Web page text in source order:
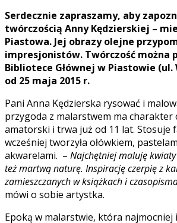
Serdecznie zapraszamy, aby
twórczością Anny Kędzierskiej –
Piastowa. Jej obrazy olejne
impresjonistów. Twórczość można
Bibliotece Głównej w Piastowie (ul.
od 25 maja 2015 r.
Pani Anna Kędzierska rysować i
przygoda z malarstwem ma charakter
amatorski i trwa już od 11 lat. Stosuje
wcześniej tworzyła ołówkiem,
akwarelami. – Najchętniej maluję
też martwą naturę. Inspirację czerpię z
zamieszczanych w książkach i
mówi o sobie artystka.
Epoką w malarstwie, która